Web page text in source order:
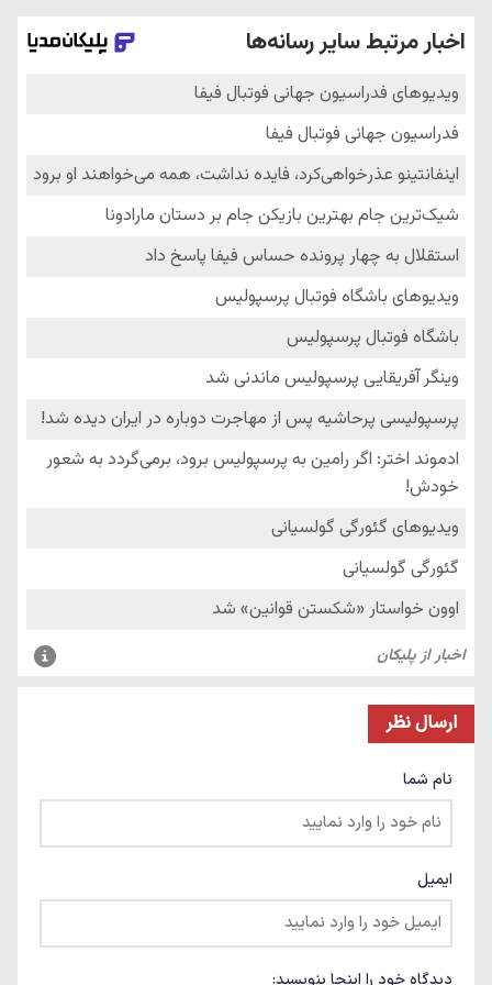
ارسال نظر
نام شما
ایمیل
دیدگاه خود را اینجا بنویسید: